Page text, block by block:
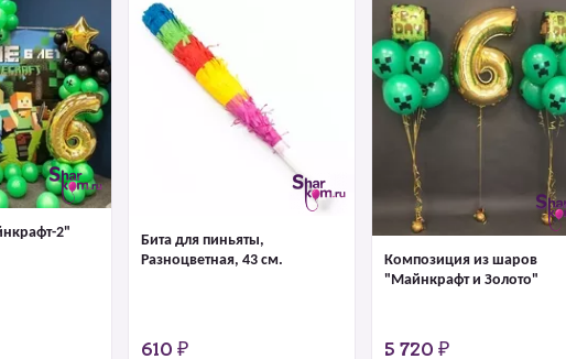
2"
Бита для пиньяты,
Разноцветная, 43 см.
610 ₽
Композиция из шаров
"Майнкрафт и Золото"
5 720 ₽